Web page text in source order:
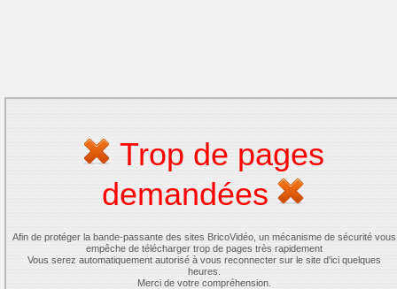
Trop de pages
demandées
Afin de protéger la bande-passante des sites BricoVidéo, un mécanisme de sécurité vous
empêche de télécharger trop de pages très rapidement
Vous serez automatiquement autorisé à vous reconnecter sur le site d'ici quelques
heures.
Merci de votre compréhension.